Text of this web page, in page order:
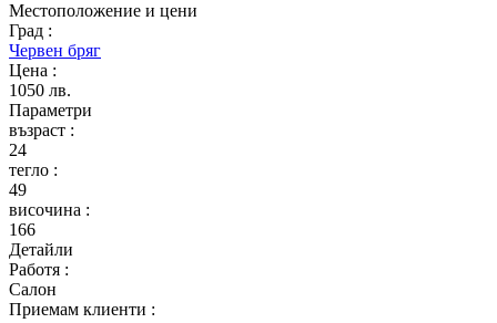
Местоположение и цени
Град :
Червен бряг
Цена :
1050 лв.
Параметри
възраст :
24
тегло :
49
височина :
166
Детайли
Работя :
Салон
Приемам клиенти :